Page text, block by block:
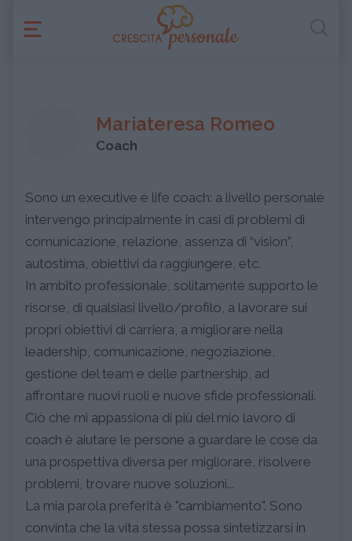
Mariateresa Romeo
Coach
Sono un executive e life coach: a livello personale
intervengo principalmente in casi di problemi di
comunicazione, relazione, assenza di “vision”,
autostima, obiettivi da raggiungere, etc.
In ambito professionale, solitamente supporto le
risorse, di qualsiasi livello/profilo, a lavorare sui
propri obiettivi di carriera, a migliorare nella
leadership, comunicazione, negoziazione,
gestione del team e delle partnership, ad
affrontare nuovi ruoli e nuove sfide professionali.
Ciò che mi appassiona di più del mio lavoro di
coach è aiutare le persone a guardare le cose da
una prospettiva diversa per migliorare, risolvere
problemi, trovare nuove soluzioni...
La mia parola preferità è "cambiamento". Sono
convinta che la vita stessa possa sintetizzarsi in